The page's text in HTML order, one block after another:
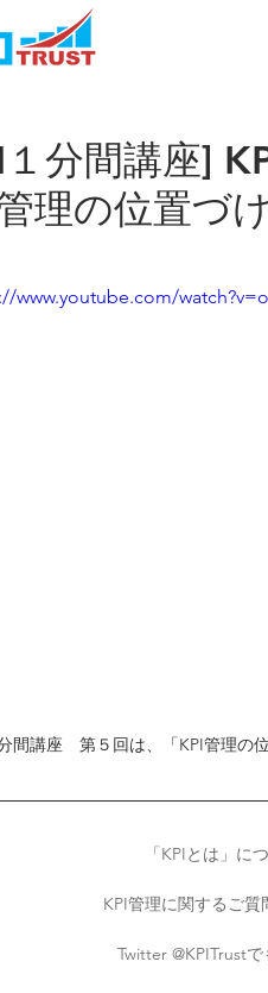
１分間講座]
理の位置づけ
www.youtube.com/
間講座　第５回は、「KPI管理の
「KPIとは 」に
KPI管理に関するご質
Twitter @KPITrustで